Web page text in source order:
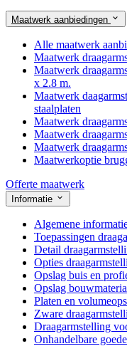
Maatwerk aanbiedingen
Alle maatwerk
Maatwerk
Maatwerk
x 2.8 m.
Maatwerk
staalplaten
Maatwerk
Maatwerk
Maatwerk
Maatwerkoptie
Offerte maatwerk
Informatie
Algemene
Toepassingen
Detail
Opties
Opslag buis en
Opslag
Platen en
Zware
Draagarmstelling
Onhandelbare